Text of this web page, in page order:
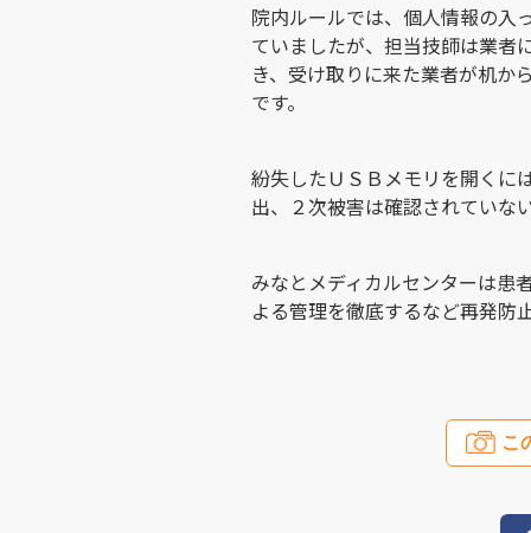
院内ルールでは、個人情報の入
ていましたが、担当技師は業者
き、受け取りに来た業者が机か
です。
紛失したＵＳＢメモリを開くに
出、２次被害は確認されていな
みなとメディカルセンターは患
よる管理を徹底するなど再発防
こ